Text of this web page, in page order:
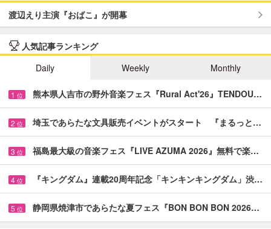
渡辺えり主演『おばこ』が開幕
人気記事ランキング
Daily
Weekly Monthly
1 位 熊本県人吉市の野外音楽フェス『Rural Act'26』TENDOU…
2 位 埼玉であらたな文具販売イベントがスタート 『まるっと…
3 位 福島最大級の音楽フェス『LIVE AZUMA 2026』無料で楽…
4 位 『キングダム』連載20周年記念「キンキンキングダム」渋…
5 位 静岡県焼津市であらたな夏フェス『BON BON BON 2026…